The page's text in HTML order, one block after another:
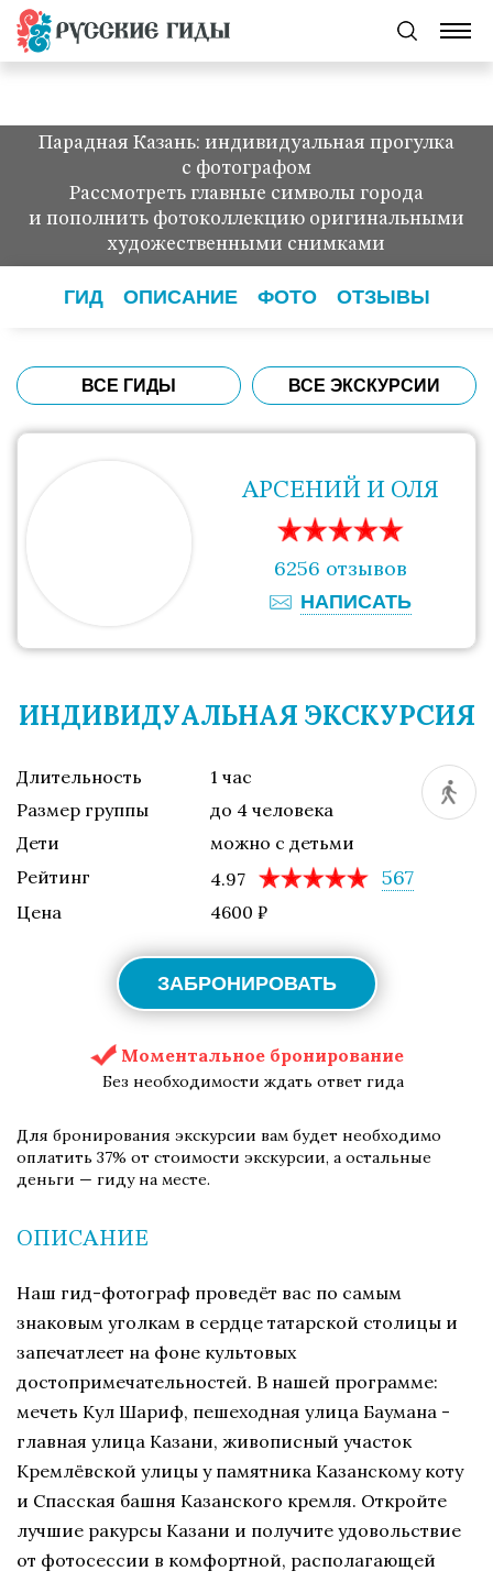
Парадная Казань: индивидуальная прогулка
с фотографом
Рассмотреть главные символы города
и пополнить фотоколлекцию оригинальными
художественными снимками
ГИД ОПИСАНИЕ ФОТО ОТЗЫВЫ
ВСЕ ГИДЫ ВСЕ ЭКСКУРСИИ
АРСЕНИЙ И ОЛЯ
6256 отзывов
НАПИСАТЬ
ИНДИВИДУАЛЬНАЯ ЭКСКУРСИЯ
Длительность
1 час
Размер группы
до 4 человека
Дети
можно с детьми
Рейтинг
4.97 567
Цена 4600 ₽
ЗАБРОНИРОВАТЬ
Моментальное бронирование
Без необходимости ждать ответ гида
Для бронирования экскурсии вам будет необходимо
оплатить 37% от стоимости экскурсии, а остальные
деньги — гиду на месте.
ОПИСАНИЕ
Наш гид-фотограф проведёт вас по самым
знаковым уголкам в сердце татарской столицы и
запечатлеет на фоне культовых
достопримечательностей. В нашей программе:
мечеть Кул Шариф, пешеходная улица Баумана -
главная улица Казани, живописный участок
Кремлёвской улицы у памятника Казанскому коту
и Спасская башня Казанского кремля. Откройте
лучшие ракурсы Казани и получите удовольствие
от фотосессии в комфортной, располагающей